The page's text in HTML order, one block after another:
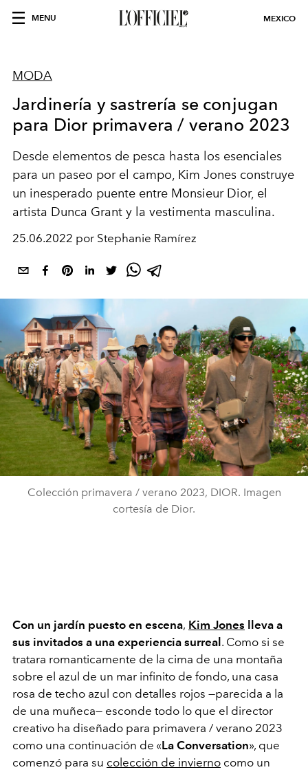
MENU MEXICO
MODA
Jardinería y sastrería se conjugan
para Dior primavera / verano 2023
Desde elementos de pesca hasta los esenciales
para un paseo por el campo, Kim Jones construye
un inesperado puente entre Monsieur Dior, el
artista Dunca Grant y la vestimenta masculina.
25.06.2022 por Stephanie Ramírez
Colección primavera / verano 2023, DIOR. Imagen
cortesía de Dior.
Con un jardín puesto en escena, Kim Jones lleva a
sus invitados a una experiencia surreal . Como si se
tratara romanticamente de la cima de una montaña
sobre el azul de un mar infinito de fondo, una casa
rosa de techo azul con detalles rojos —parecida a la
de una muñeca— esconde todo lo que el director
creativo ha diseñado para primavera / verano 2023
como una continuación de «La Conversation», que
comenzó para su colección de invierno como un